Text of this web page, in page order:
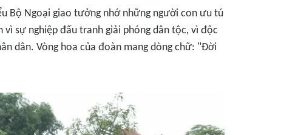
Bộ Ngoại giao tưởng nhớ những người con ưu tú
vì sự nghiệp đấu tranh giải phóng dân tộc, vì độc
dân. Vòng hoa của đoàn mang dòng chữ: "Đời